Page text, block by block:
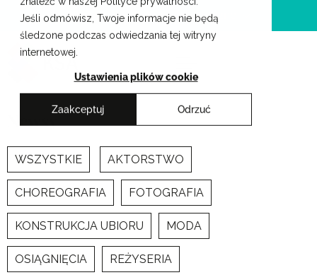
Jeśli odmówisz, Twoje informacje nie będą
śledzone podczas odwiedzania tej witryny
internetowej.
Ustawienia plików cookie
Zaakceptuj Odrzuć
Przejdź
treści
Krakowskie Szkoły Artystyczne
Newsy
WSZYSTKIE AKTORSTWO
CHOREOGRAFIA FOTOGRAFIA
KONSTRUKCJA UBIORU MODA
OSIĄGNIĘCIA REŻYSERIA